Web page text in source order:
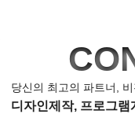
당신의 최고의 파트너,
디자인제작, 프로그램